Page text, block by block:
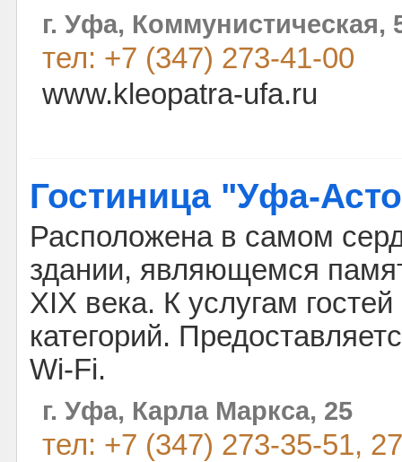
г. Уфа, Коммунистическая,
тел: +7 (347) 273-41-00
www.kleopatra-ufa.ru
Гостиница "Уфа-
Расположена в самом
здании, являющемся
XIX века. К услугам
категорий.
Wi-Fi.
г. Уфа, Карла Маркса, 25
тел: +7 (347) 273-35-51,